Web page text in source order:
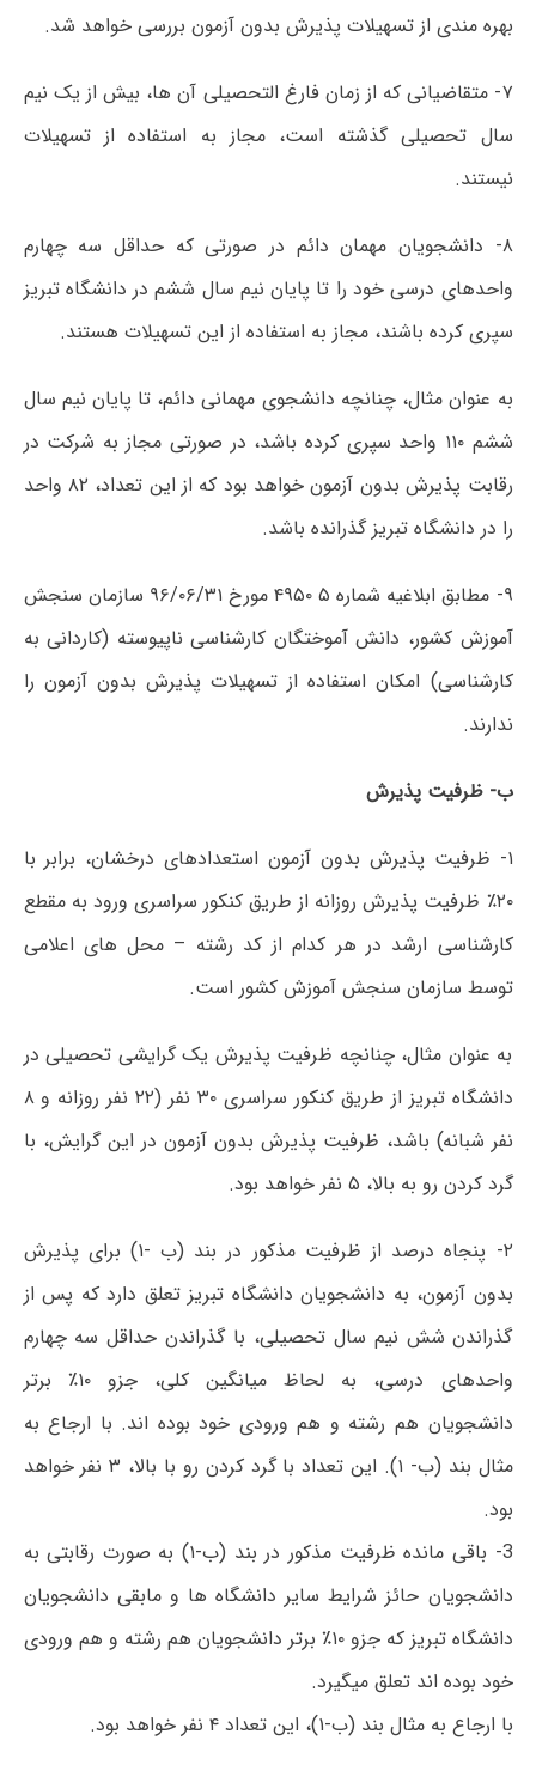
بهره مندی از تسهیلات پذیرش بدون آزمون بررسی خواهد شد.
۷- متقاضیانی که از زمان فارغ التحصیلی آن ها، بیش از یک نیم
سال تحصیلی گذشته است، مجاز به استفاده از تسهیلات
نیستند.
۸- دانشجویان مهمان دائم در صورتی که حداقل سه چهارم
واحدهای درسی خود را تا پایان نیم سال ششم در دانشگاه تبریز
سپری کرده باشند، مجاز به استفاده از این تسهیلات هستند.
به عنوان مثال، چنانچه دانشجوی مهمانی دائم، تا پایان نیم سال
ششم ۱۱۰ واحد سپری کرده باشد، در صورتی مجاز به شرکت در
رقابت پذیرش بدون آزمون خواهد بود که از این تعداد، ۸۲ واحد
را در دانشگاه تبریز گذرانده باشد.
۹- مطابق ابلاغیه شماره ۵ ۴۹۵۰ مورخ ۹۶/۰۶/۳۱ سازمان سنجش
آموزش کشور، دانش آموختگان کارشناسی ناپیوسته (کاردانی به
کارشناسی) امکان استفاده از تسهیلات پذیرش بدون آزمون را
ندارند.
ب- ظرفیت پذیرش
۱- ظرفیت پذیرش بدون آزمون استعدادهای درخشان، برابر با
۲۰٪ ظرفیت پذیرش روزانه از طریق کنکور سراسری ورود به مقطع
کارشناسی ارشد در هر کدام از کد رشته – محل های اعلامی
توسط سازمان سنجش آموزش کشور است.
به عنوان مثال، چنانچه ظرفیت پذیرش یک گرایشی تحصیلی در
دانشگاه تبریز از طریق کنکور سراسری ۳۰ نفر (۲۲ نفر روزانه و ۸
نفر شبانه) باشد، ظرفیت پذیرش بدون آزمون در این گرایش، با
گرد کردن رو به بالا، ۵ نفر خواهد بود.
۲- پنجاه درصد از ظرفیت مذکور در بند (ب -۱) برای پذیرش
بدون آزمون، به دانشجویان دانشگاه تبریز تعلق دارد که پس از
گذراندن شش نیم سال تحصیلی، با گذراندن حداقل سه چهارم
واحدهای درسی، به لحاظ میانگین کلی، جزو ۱۰٪ برتر
دانشجویان هم رشته و هم ورودی خود بوده اند. با ارجاع به
مثال بند (ب- ۱). این تعداد با گرد کردن رو با بالا، ۳ نفر خواهد
بود.
3- باقی مانده ظرفیت مذکور در بند (ب-۱) به صورت رقابتی به
دانشجویان حائز شرایط سایر دانشگاه ها و مابقی دانشجویان
دانشگاه تبریز که جزو ۱۰٪ برتر دانشجویان هم رشته و هم ورودی
خود بوده اند تعلق میگیرد.
با ارجاع به مثال بند (ب-۱)، این تعداد ۴ نفر خواهد بود.